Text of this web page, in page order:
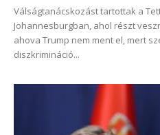
Válságtanácskozást tartottak a
Johannesburgban, ahol részt
ahova Trump nem ment el, mert
diszkrimináció...